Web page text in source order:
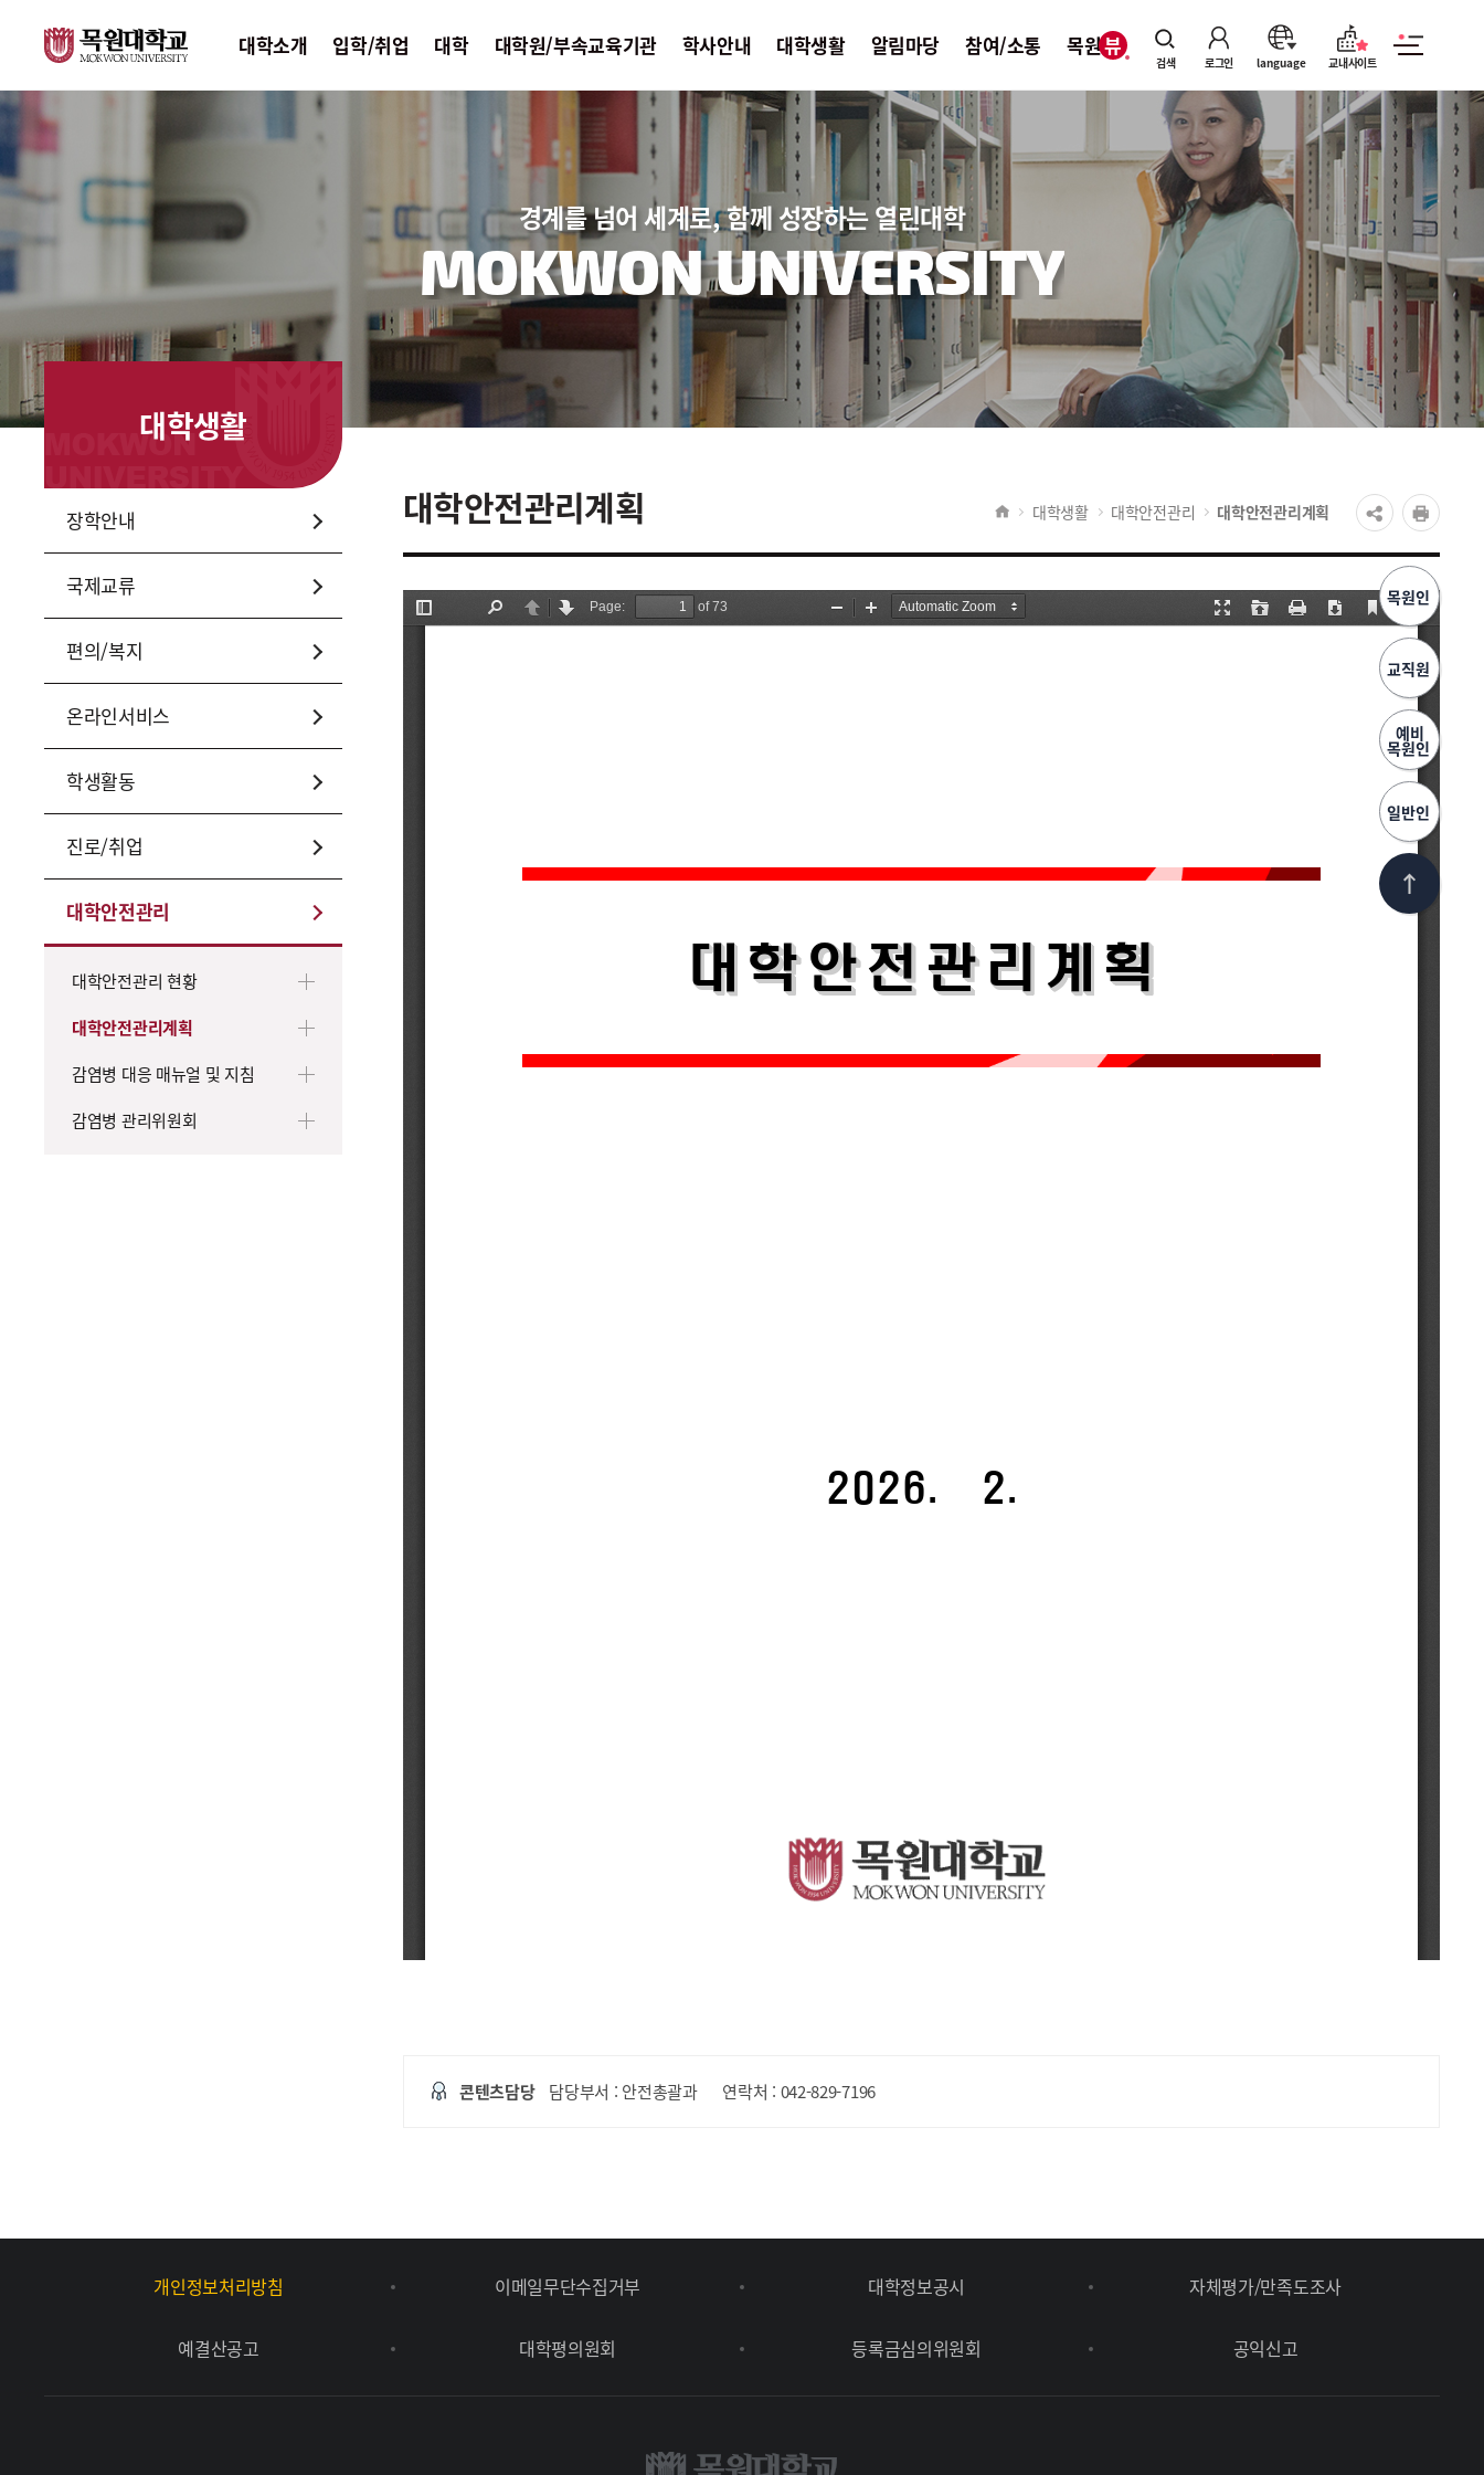
검색 로그인 language 교내사이트
대학소개 입학/취업 대학 대학원/부속교육기관 학사안내 대학생활 알림마당 참여/소통 목원뷰
목원인
교직원
예비
목원인
일반인
경계를 넘어 세계로, 함께 성장하는 열린대학
MOKWON UNIVERSITY
대학생활
장학안내
국제교류
편의/복지
온라인서비스
학생활동
진로/취업
대학안전관리
대학안전관리 현황
대학안전관리계획
감염병 대응 매뉴얼 및 지침
감염병 관리위원회
대학안전관리계획 대학생활 대학안전관리 대학안전관리계획
콘텐츠담당 담당부서 : 안전총괄과 연락처 : 042-829-7196
개인정보처리방침 이메일무단수집거부 대학정보공시 자체평가/만족도조사
예결산공고 대학평의원회 등록금심의위원회 공익신고